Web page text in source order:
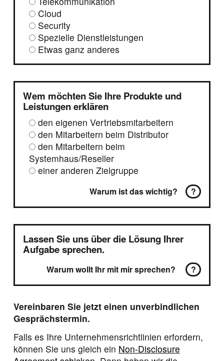
Cloud
Security
Spezielle Dienstleistungen
Etwas ganz anderes
Wem möchten Sie Ihre Produkte und
Leistungen erklären
den eigenen Vertriebsmitarbeitern
den Mitarbeitern beim Distributor
den Mitarbeitern beim
Systemhaus/Reseller
einer anderen Zielgruppe
Warum ist das wichtig? ?
Lassen Sie uns über die Lösung Ihrer
Aufgabe sprechen.
Warum wollt Ihr mit mir sprechen? ?
Vereinbaren Sie jetzt einen unverbindlichen
Gesprächstermin.
Falls es Ihre Unternehmensrichtlinien erfordern,
können Sie uns gleich ein Non-Disclosure